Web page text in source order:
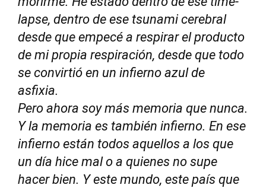
lapse, dentro de ese tsunami cerebral
desde que empecé a respirar el producto
de mi propia respiración, desde que todo
se convirtió en un infierno azul de
asfixia.
Pero ahora soy más memoria que nunca.
Y la memoria es también infierno. En ese
infierno están todos aquellos a los que
un día hice mal o a quienes no supe
hacer bien. Y este mundo, este país que